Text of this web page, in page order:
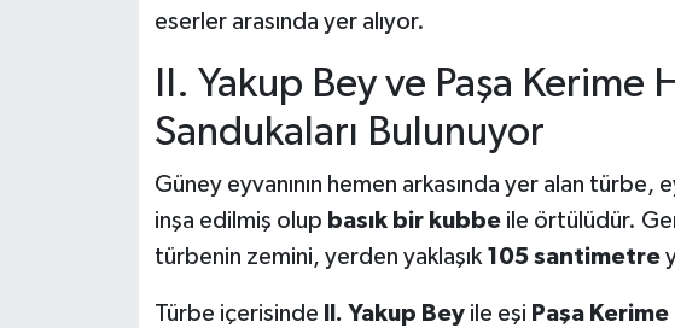
eserler arasında yer alıyor.
II. Yakup Bey ve Paşa Kerime
Sandukaları Bulunuyor
Güney eyvanının hemen arkasında yer alan
inşa edilmiş olup basık bir kubbeile örtülüdür.
türbenin zemini, yerden yaklaşık 105 santimetre
Türbe içerisinde II. Yakup Beyile eşi Paşa Kerime
Vefat Haberleri